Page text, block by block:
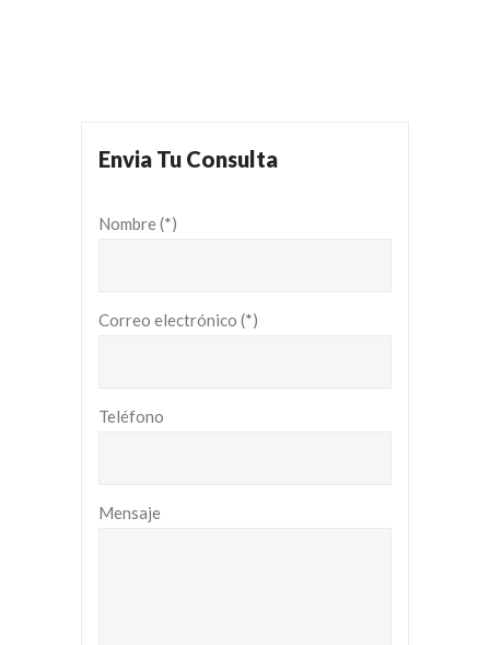
Envia Tu Consulta
Nombre (*)
Correo electrónico (*)
Teléfono
Mensaje